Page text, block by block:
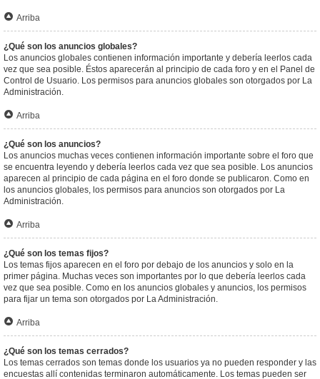
Arriba
¿Qué son los anuncios globales?
Los anuncios globales contienen información importante y debería leerlos cada
vez que sea posible. Éstos aparecerán al principio de cada foro y en el Panel de
Control de Usuario. Los permisos para anuncios globales son otorgados por La
Administración.
Arriba
¿Qué son los anuncios?
Los anuncios muchas veces contienen información importante sobre el foro que
se encuentra leyendo y debería leerlos cada vez que sea posible. Los anuncios
aparecen al principio de cada página en el foro donde se publicaron. Como en
los anuncios globales, los permisos para anuncios son otorgados por La
Administración.
Arriba
¿Qué son los temas fijos?
Los temas fijos aparecen en el foro por debajo de los anuncios y solo en la
primer página. Muchas veces son importantes por lo que debería leerlos cada
vez que sea posible. Como en los anuncios globales y anuncios, los permisos
para fijar un tema son otorgados por La Administración.
Arriba
¿Qué son los temas cerrados?
Los temas cerrados son temas donde los usuarios ya no pueden responder y las
encuestas allí contenidas terminaron automáticamente. Los temas pueden ser